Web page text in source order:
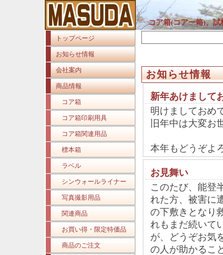
コア箱(コアー箱)、
トップページ
お知らせ情報
会社案内
商品情報
コア箱
コア箱印刷用具
コア箱関連用品
標本箱
ラベル
シンウォールライナー
写真撮影用品
関連商品
お買い得・限定特価品
商品のご注文
お知らせ情報
新年あけまして
明けましておめ
旧年中は大変お
本年もどうぞよ
お見舞い
このたび、能登
れた方、被害に
の下敷きとなり
れもまだ続いて
が、どうぞお気
の人が助かるこ